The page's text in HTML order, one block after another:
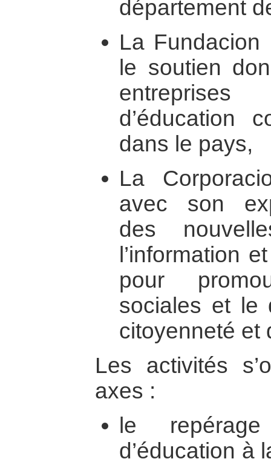
département
La Fundacion
le soutien
d’éducation
dans le pays,
La
avec son
des
l’information
pour
sociales et le
citoyenneté et
Les activités
axes :
le
d’éducation à